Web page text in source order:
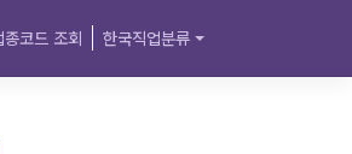
종코드 조회 한국직업분류